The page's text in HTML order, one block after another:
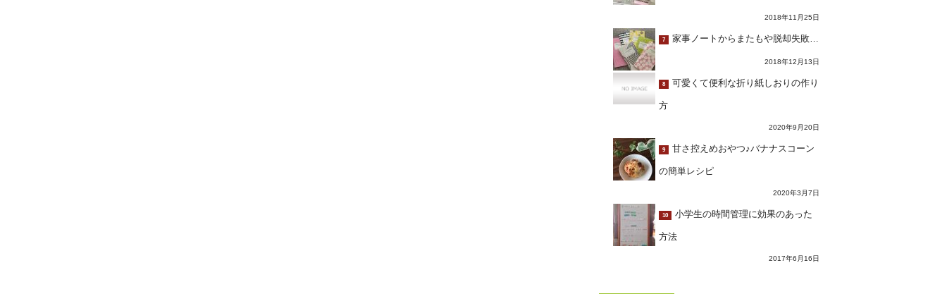
2018年11月25日
7 家事ノートからまたもや脱却失敗…
2018年12月13日
8 可愛くて便利な折り紙しおりの作り
方
2020年9月20日
9 甘さ控えめおやつ♪バナナスコーン
の簡単レシピ
2020年3月7日
10 小学生の時間管理に効果のあった
方法
2017年6月16日